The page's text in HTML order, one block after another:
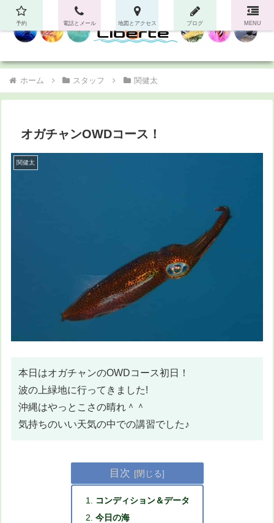
ホーム スタッフ 関健太
オガチャンOWDコース！
関健太
本日はオガチャンのOWDコース初日！
波の上緑地に行ってきました!
沖縄はやっとこさの晴れ＾＾
気持ちのいい天気の中での講習でした♪
目次
コンディション＆データ
今日の海
予約 電話とメール 地図とアクセス ブログ MENU